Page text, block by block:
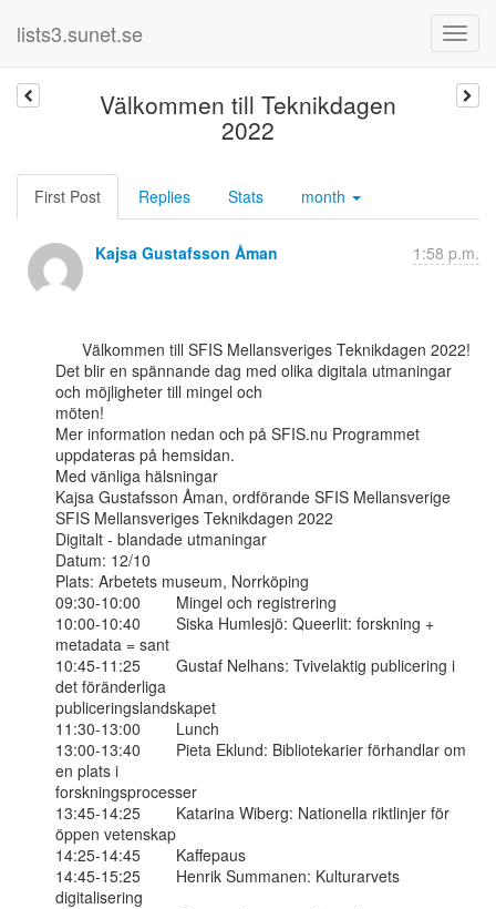
lists3.sunet.se
Välkommen till Teknikdagen
2022
First Post Replies Stats month
Kajsa Gustafsson Åman 1:58 p.m.
Det blir en spännande dag med olika digitala utmaningar
och möjligheter till mingel och
möten!
Mer information nedan och på SFIS.nu Programmet
uppdateras på hemsidan.
Med vänliga hälsningar
Kajsa Gustafsson Åman, ordförande SFIS Mellansverige
SFIS Mellansveriges Teknikdagen 2022
Digitalt - blandade utmaningar
Datum: 12/10
Plats: Arbetets museum, Norrköping
09:30-10:00        Mingel och registrering
10:00-10:40        Siska Humlesjö: Queerlit: forskning +
metadata = sant
10:45-11:25        Gustaf Nelhans: Tvivelaktig publicering i
det föränderliga
publiceringslandskapet
11:30-13:00        Lunch
13:00-13:40        Pieta Eklund: Bibliotekarier förhandlar om
en plats i
forskningsprocesser
13:45-14:25        Katarina Wiberg: Nationella riktlinjer för
öppen vetenskap
14:25-14:45        Kaffepaus
14:45-15:25        Henrik Summanen: Kulturarvets
digitalisering